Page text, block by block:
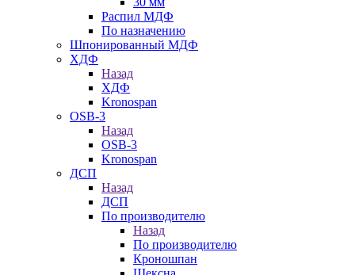
Распил МДФ
По назначению
Шпонированный МДФ
ХДФ
Назад
ХДФ
Kronospan
OSB-3
Назад
OSB-3
Kronospan
ДСП
Назад
ДСП
По производителю
Назад
По производителю
Кроношпан